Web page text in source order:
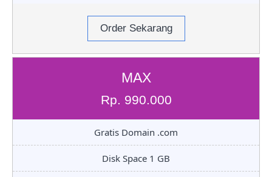
Order Sekarang
MAX
Rp. 990.000
Gratis Domain .com
Disk Space 1 GB